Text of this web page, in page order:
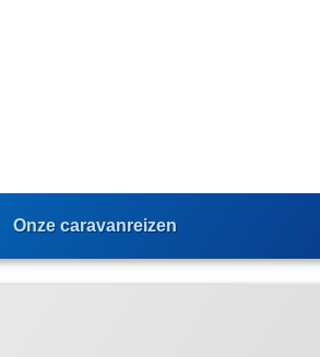
Onze caravanreizen